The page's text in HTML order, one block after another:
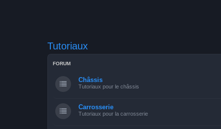
Tutoriaux
FORUM
Châssis
Tutoriaux pour le châssis
Carrosserie
Tutoriaux pour la carrosserie